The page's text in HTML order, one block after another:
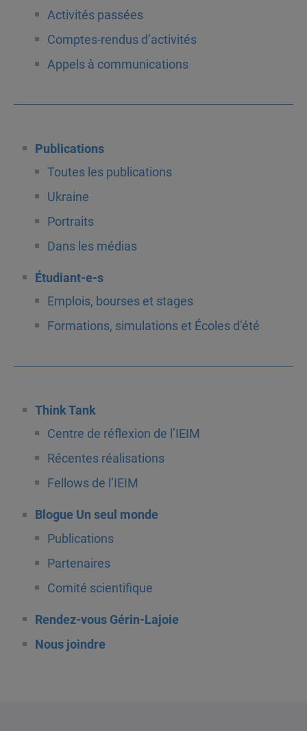
Activités passées
Comptes-rendus d’activités
Appels à communications
Publications
Toutes les publications
Ukraine
Portraits
Dans les médias
Étudiant-e-s
Emplois, bourses et stages
Formations, simulations et Écoles d’été
Think Tank
Centre de réflexion de l’IEIM
Récentes réalisations
Fellows de l’IEIM
Blogue Un seul monde
Publications
Partenaires
Comité scientifique
Rendez-vous Gérin-Lajoie
Nous joindre